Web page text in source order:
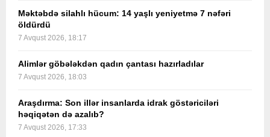
Məktəbdə silahlı hücum: 14 yaşlı yeniyetmə 7 nəfəri
öldürdü
7 Avqust 2026, 18:17
Alimlər göbələkdən qadın çantası hazırladılar
7 Avqust 2026, 18:03
Araşdırma: Son illər insanlarda idrak göstəriciləri
həqiqətən də azalıb?
7 Avqust 2026, 17:33